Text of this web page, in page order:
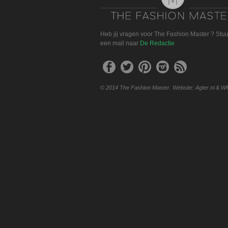
Heb jij vragen voor The Fashion Master ?
een mail naar De Redactie
© 2014 The Fashion Master. Website: Agter.nl &